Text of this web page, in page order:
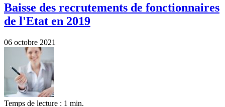
Baisse des recrutements de fonctionnaires
de l'Etat en 2019
06 octobre 2021
Temps de lecture : 1 min.